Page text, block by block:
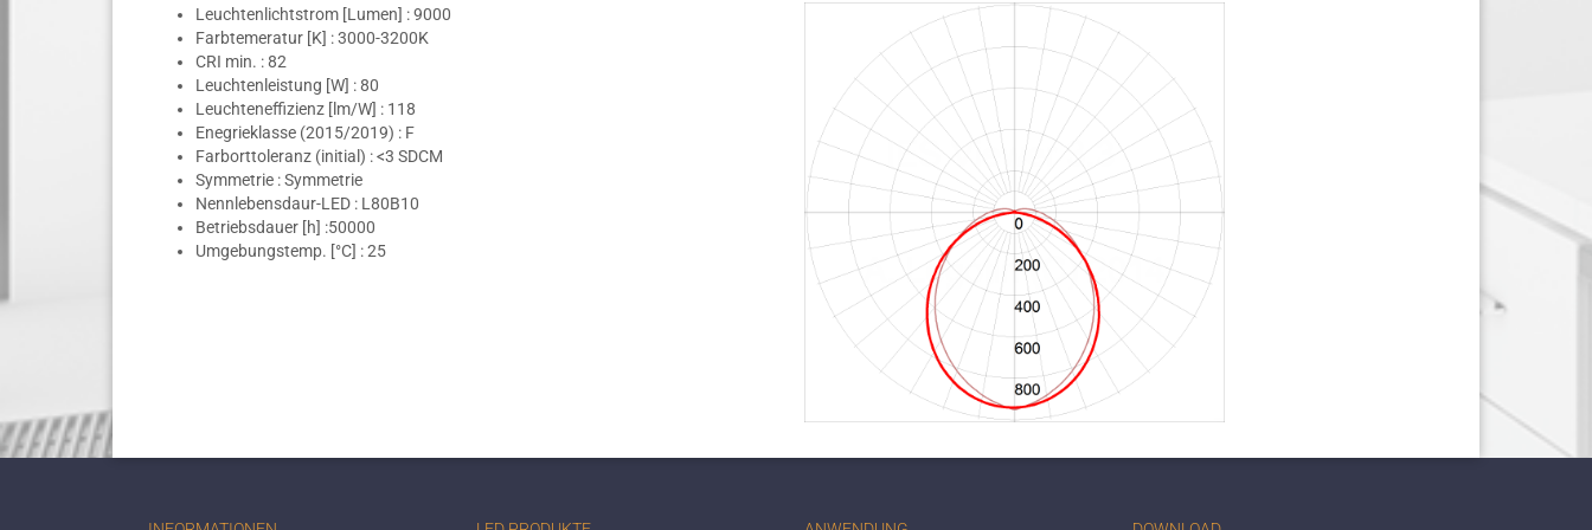
Leuchtenlichtstrom [Lumen] : 9000
Farbtemeratur [K] : 3000-3200K
CRI min. : 82
Leuchtenleistung [W] : 80
Leuchteneffizienz [lm/W] : 118
Enegrieklasse (2015/2019) : F
Farborttoleranz (initial) : <3 SDCM
Symmetrie : Symmetrie
Nennlebensdaur-LED : L80B10
Betriebsdauer [h] :50000
Umgebungstemp. [°C] : 25